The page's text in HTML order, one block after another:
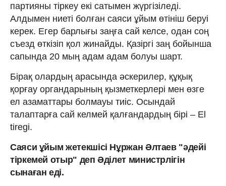
партияны тіркеу екі сатымен жүргізіледі.
Алдымен ниеті болған саяси ұйым өтініш беруі
керек. Егер барлығы заңға сай келсе, одан соң
съезд өткізіп қол жинайды. Қазіргі заң бойынша
сапында 20 мың адам адам болуы шарт.
Бірақ олардың арасында әскерилер, құқық
қорғау органдарының қызметкерлері мен өзге
ел азаматтары болмауы тиіс. Осындай
талаптарға сай келмей қалғандардың бірі – El
tiregi.
Саяси ұйым жетекшісі Нұржан Әлтаев "әдейі
тіркемей отыр" деп Әділет министрлігін
сынаған еді.